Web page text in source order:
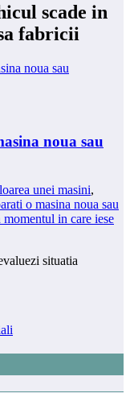
scade in
fabricii
noua sau
unei masini,
o masina noua sau
in care iese
situatia